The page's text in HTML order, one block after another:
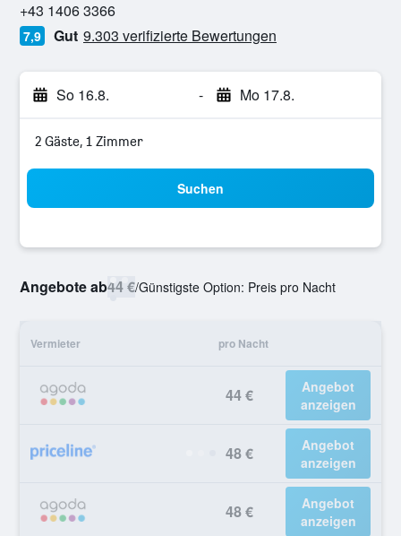
+43 1406 3366
7,9 Gut 9.303 verifizierte Bewertungen
So 16.8. - Mo 17.8.
2 Gäste, 1 Zimmer
Suchen
Angebote ab44 €/Günstigste Option: Preis pro Nacht
Vermieter pro Nacht
44 €
Angebot
anzeigen
48 €
Angebot
anzeigen
48 €
Angebot
anzeigen